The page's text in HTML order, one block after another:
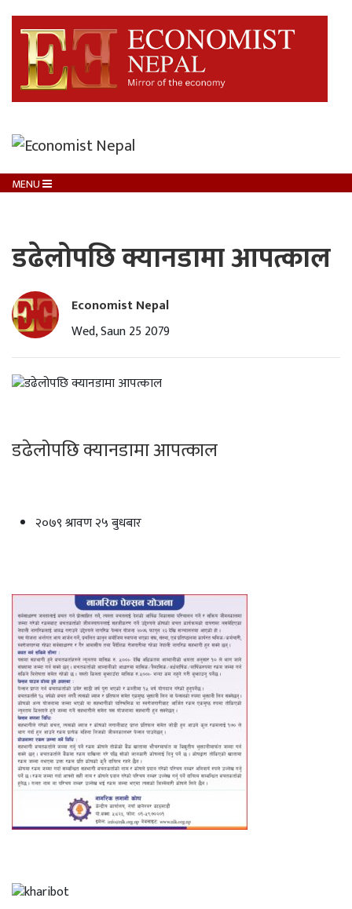
MENU
डढेलोपछि क्यानडामा आपत्काल
Economist Nepal
Wed, Saun 25 2079
डढेलोपछि क्यानडामा आपत्काल
२०७९ श्रावण २५ बुधबार